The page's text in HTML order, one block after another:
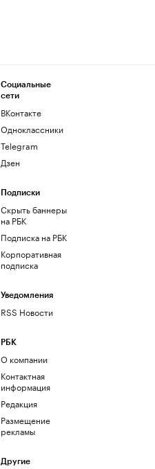
Социальные
сети
ВКонтакте
Одноклассники
Telegram
Дзен
Подписки
Скрыть баннеры
на РБК
Подписка на РБК
Корпоративная
подписка
Уведомления
RSS Новости
РБК
О компании
Контактная
информация
Редакция
Размещение
рекламы
Другие